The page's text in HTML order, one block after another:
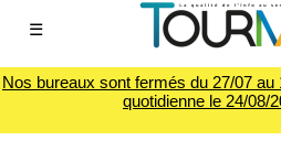
☰
Nos bureaux sont fermés du 27/07
quotidienne le 24/08/